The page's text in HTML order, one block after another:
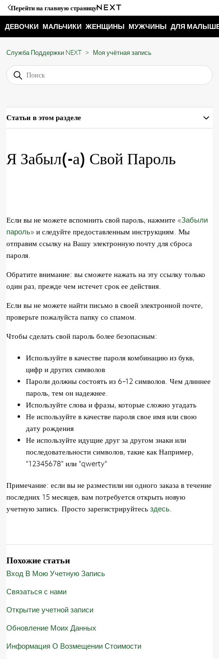
Перейти на главную страницу
ДЕВОЧКИ МАЛЬЧИКИ ЖЕНЩИНЫ МУЖЧИНЫ ДЛЯ
Служба Поддержки NEXT Моя учётная запись
Статьи в этом разделе
Я Забыл(-а) Свой Пароль
Если вы не можете вспомнить свой пароль, нажмите «Забыли
пароль» и следуйте предоставленным инструкциям. Мы
отправим ссылку на Вашу электронную почту для сброса
пароля.
Обратите внимание: вы сможете нажать на эту ссылку только
один раз, прежде чем истечет срок ее действия.
Если вы не можете найти письмо в своей электронной почте,
проверьте пожалуйста папку со спамом.
Чтобы сделать свой пароль более безопасным:
Используйте в качестве пароля комбинацию из букв,
цифр и других символов
Пароли должны состоять из 6–12 символов. Чем длиннее
пароль, тем он надежнее.
Используйте слова и фразы, которые сложно угадать
Не используйте в качестве пароля свое имя или свою
дату рождения
Не используйте идущие друг за другом знаки или
последовательности символов, такие как Например,
"12345678" или "qwerty"
Примечание: если вы не разместили ни одного заказа в течение
последних 15 месяцев, вам потребуется открыть новую
учетную запись. Просто зарегистрируйтесьздесь.
Похожие статьи
Вход В Мою Учетную Запись
Связаться с нами
Открытие учетной записи
Обновление Моих Данных
Информация О Возмещении Стоимости